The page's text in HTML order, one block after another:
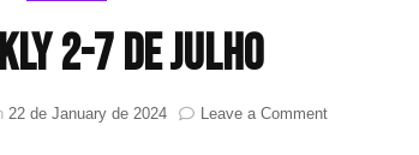
2-7 DE JULHO
22 de January de 2024 Leave a Commenton